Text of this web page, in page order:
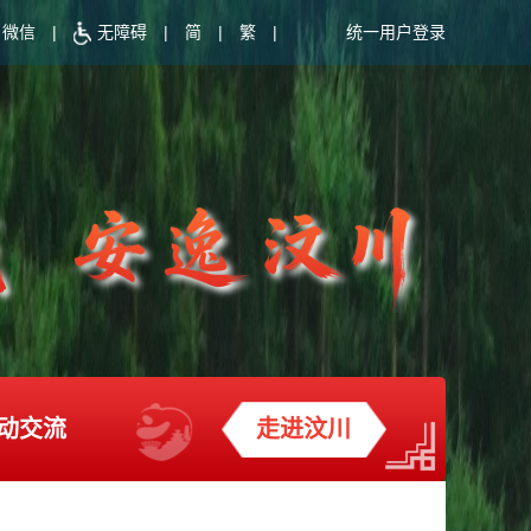
微信 | 无障碍 | 简 | 繁 | 统一用户登录
交流 走进汶川